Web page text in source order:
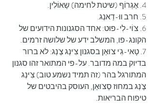
4. אֶגְרוֹף (שיטת לחימה) שָאוֹלִין.
5. חרב ווּ-דַאנְג.
6. צ'וֹי-לִי-פוּט: אחד הסגנונות הידועים של
הקונג-פו, המשלב ידע של שלושה זרמים.
7. טָאי-גִ'י צ'וּאַן בסגנון צִ'ינְג צֶ'נְג: לא ברור
בדיוק במה מדובר. על-פי המתואר זהו סגנון
המתורגל בהר (זה תמיד נשמע טוב) צִ'ינְג
צֶ'נְג במחוז סֶצ'וּאַן, העוסק בהיבטים של
טיפוח הבריאות.